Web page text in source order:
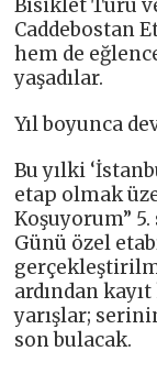
Bisiklet Turu
Caddebostan
hem de
yaşadılar.
Yıl boyunca
Bu yılki
etap olmak
Koşuyorum”
Günü özel
ardından
yarışlar;
son bulacak.